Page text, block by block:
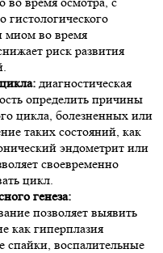
миом во время
риск развития
диагностическая
определить причины
цикла, болезненных или
таких состояний, как
эндометрит или
своевременно
цикл.
генеза:
позволяет выявить
как гиперплазия
спайки, воспалительные